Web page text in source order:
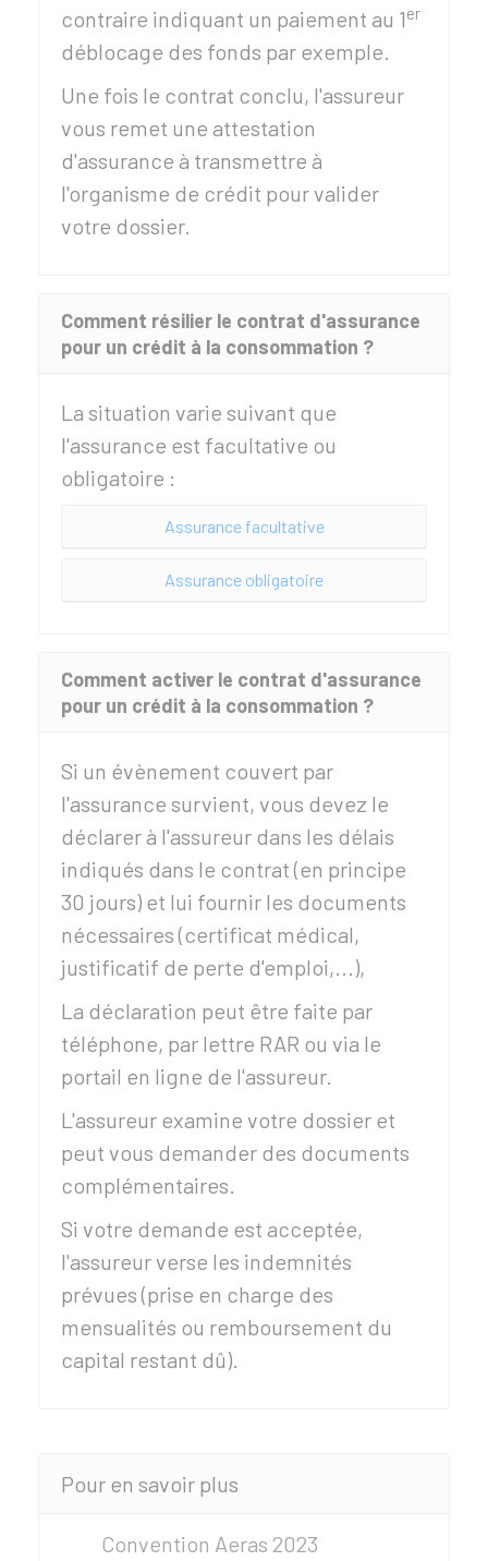
contraire indiquant un paiement au 1er
déblocage des fonds par exemple.
Une fois le contrat conclu, l'assureur
vous remet une attestation
d'assurance à transmettre à
l'organisme de crédit pour valider
votre dossier.
Comment résilier le contrat d'assurance
pour un crédit à la consommation ?
La situation varie suivant que
l'assurance est facultative ou
obligatoire :
Assurance facultative
Assurance obligatoire
Comment activer le contrat d'assurance
pour un crédit à la consommation ?
Si un évènement couvert par
l'assurance survient, vous devez le
déclarer à l'assureur dans les délais
indiqués dans le contrat (en principe
30 jours) et lui fournir les documents
nécessaires (certificat médical,
justificatif de perte d'emploi,...),
La déclaration peut être faite par
téléphone, par lettre RAR ou via le
portail en ligne de l'assureur.
L'assureur examine votre dossier et
peut vous demander des documents
complémentaires.
Si votre demande est acceptée,
l'assureur verse les indemnités
prévues (prise en charge des
mensualités ou remboursement du
capital restant dû).
Pour en savoir plus
Convention Aeras 2023